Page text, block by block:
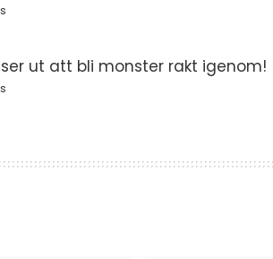
ser ut att bli monster rakt igenom!